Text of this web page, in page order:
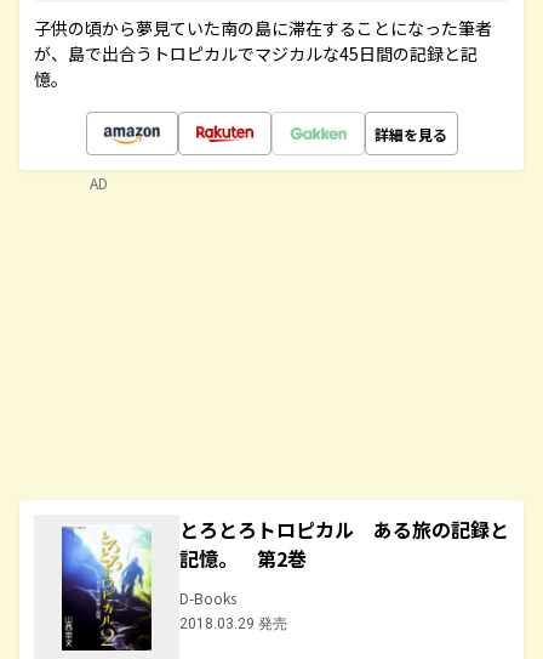
子供の頃から夢見ていた南の島に滞在することになった筆者
が、島で出合うトロピカルでマジカルな45日間の記録と記
憶。
詳細を見る
とろとろトロピカル ある旅の記録と
記憶。 第2巻
D-Books
2018.03.29 発売
AD